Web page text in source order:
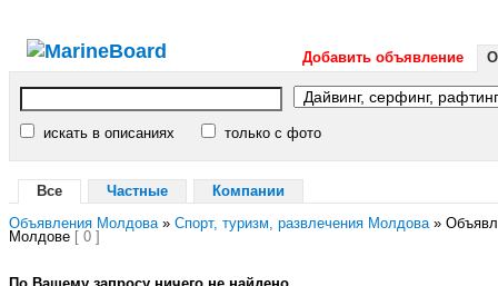
Добавить объявление
искать в описаниях только с фото
Все Частные
Компании
Объявления Молдова » Спорт, туризм, развлечения Молдова »
Молдове [ 0 ]